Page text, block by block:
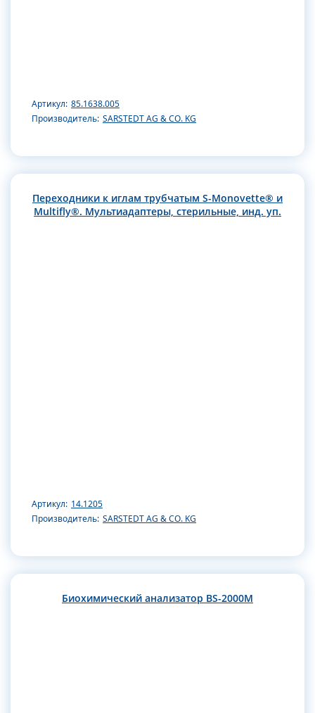
Артикул: 85.1638.005
Производитель: SARSTEDT AG & CO. KG
Переходники к иглам трубчатым S-Monovette® и
Multifly®. Мультиадаптеры, стерильные, инд. уп.
Артикул: 14.1205
Производитель: SARSTEDT AG & CO. KG
Биохимический анализатор BS-2000M